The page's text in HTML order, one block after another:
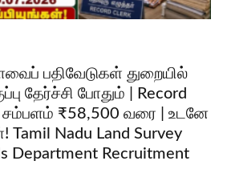
பதிவேடுகள் துறையில்
தேர்ச்சி போதும் | Record
சம்பளம் ₹58,500 வரை | உடனே
Nadu Land Survey
Department Recruitment